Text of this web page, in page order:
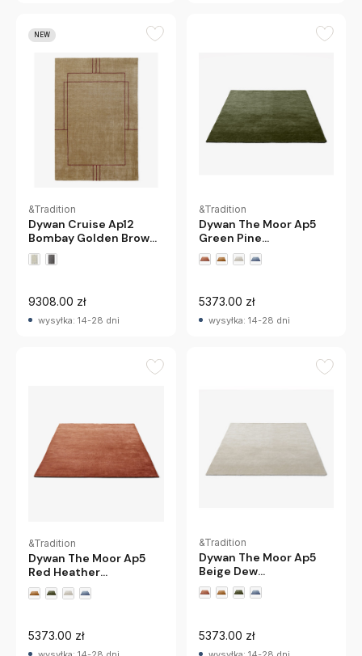
NEW
&Tradition
Dywan Cruise Ap12
Bombay Golden Brown
Andtradition
9308.00 zł
wysyłka: 14-28 dni
&Tradition
Dywan The Moor Ap5
Green Pine
Andtradition
5373.00 zł
wysyłka: 14-28 dni
&Tradition
Dywan The Moor Ap5
Red Heather
Andtradition
5373.00 zł
&Tradition
Dywan The Moor Ap5
Beige Dew
Andtradition
5373.00 zł